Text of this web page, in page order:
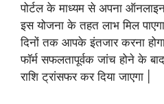
पोर्टल के माध्यम से अपना
इस योजना के तहत लाभ मिल
दिनों तक आपके इंतजार करना
फॉर्म सफलतापूर्वक जांच होने के
राशि ट्रांसफर कर दिया जाएगा |